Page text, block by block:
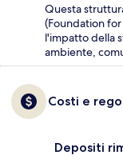
Questa
(Foundation
l'impatto della
ambiente,
Costi e
Depositi